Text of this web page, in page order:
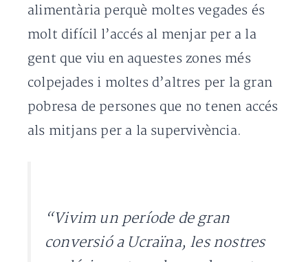
alimentària perquè moltes vegades és
molt difícil l’accés al menjar per a la
gent que viu en aquestes zones més
colpejades i moltes d’altres per la gran
pobresa de persones que no tenen accés
als mitjans per a la supervivència.
“Vivim un període de gran
conversió a Ucraïna, les nostres